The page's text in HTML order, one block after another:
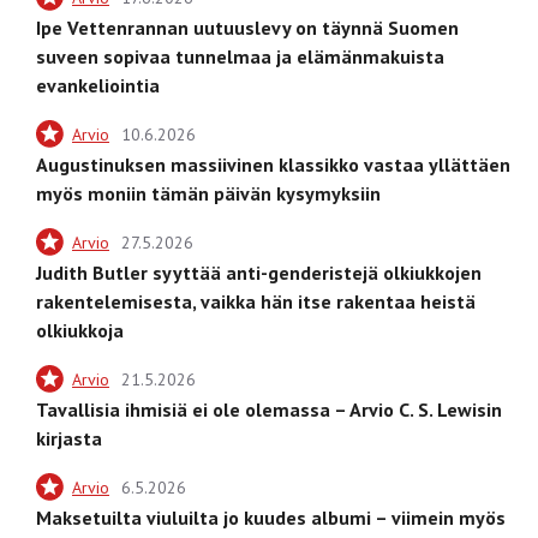
Ipe Vettenrannan uutuuslevy on täynnä Suomen
suveen sopivaa tunnelmaa ja elämänmakuista
evankeliointia
Arvio 10.6.2026
Augustinuksen massiivinen klassikko vastaa yllättäen
myös moniin tämän päivän kysymyksiin
Arvio 27.5.2026
Judith Butler syyttää anti-genderistejä olkiukkojen
rakentelemisesta, vaikka hän itse rakentaa heistä
olkiukkoja
Arvio 21.5.2026
Tavallisia ihmisiä ei ole olemassa – Arvio C. S. Lewisin
kirjasta
Arvio 6.5.2026
Maksetuilta viuluilta jo kuudes albumi – viimein myös